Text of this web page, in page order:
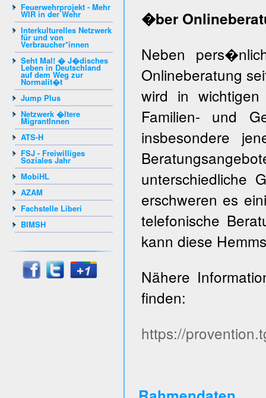
Feuerwehrprojekt - Mehr
WIR in der Wehr
Interkulturelles Netzwerk
für und von
Verbraucher*innen
Seht Mal! � J�disches
Leben in Deutschland
auf dem Weg zur
Normalit�t
Jump Plus
Netzwerk �ltere
MigrantInnen
ATS-H
FSJ - Freiwilliges
Soziales Jahr
MobiHL
AZAM
Fachstelle Liberi
BIMSH
�ber
Neben
Onlineberatung
wird in wichtigen
Familien- und
insbesondere
unterschiedliche
erschweren es
telefonische
kann diese
Nähere
finden:
https://